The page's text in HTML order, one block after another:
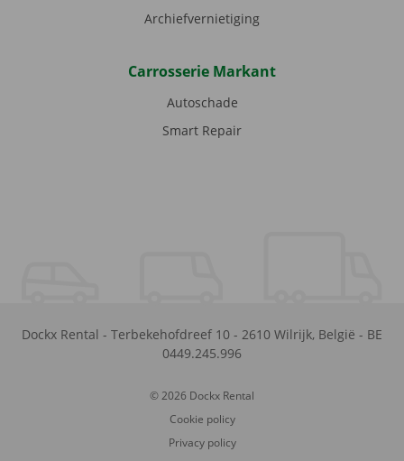
Archiefvernietiging
Carrosserie Markant
Autoschade
Smart Repair
Dockx Rental - Terbekehofdreef 10 - 2610 Wilrijk, België - BE
0449.245.996
© 2026 Dockx Rental
Cookie policy
Privacy policy